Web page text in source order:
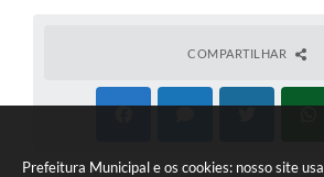
Prefeitura Municipal e os cookies: nosso site usa
COMPARTILHAR